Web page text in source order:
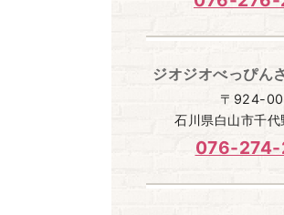
ジオジオべっぴん
〒924-
石川県白山市千
076-274-